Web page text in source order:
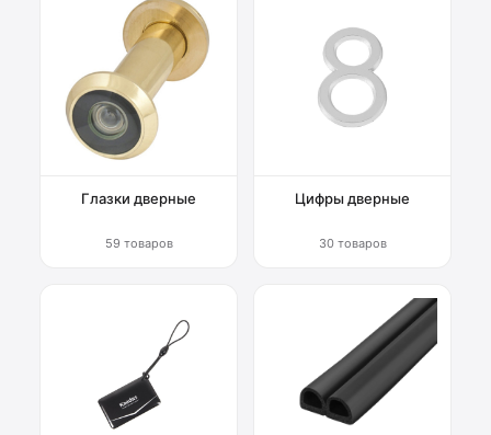
Глазки дверные
59 товаров
Цифры дверные
30 товаров